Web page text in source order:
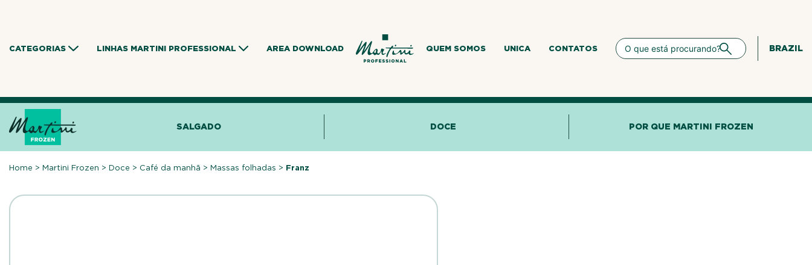
CATEGORIAS LINHAS MARTINI PROFESSIONAL AREA DOWNLOAD QUEM SOMOS UNICA CONTATOS BRAZIL
SALGADO DOCE POR QUE MARTINI FROZEN
Home >Martini Frozen >Doce > Café da manhã >Massas folhadas > Franz